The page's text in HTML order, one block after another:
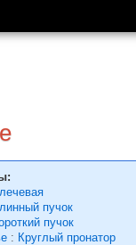
пучок
пучок
: Круглый пронатор